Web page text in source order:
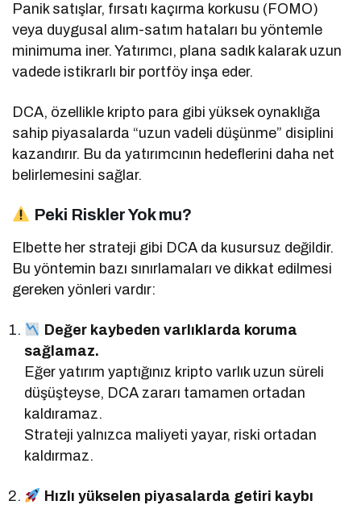
Panik satışlar, fırsatı kaçırma korkusu (FOMO)
veya duygusal alım-satım hataları bu yöntemle
minimuma iner. Yatırımcı, plana sadık kalarak uzun
vadede istikrarlı bir portföy inşa eder.
DCA, özellikle kripto para gibi yüksek oynaklığa
sahip piyasalarda “uzun vadeli düşünme” disiplini
kazandırır. Bu da yatırımcının hedeflerini daha net
belirlemesini sağlar.
Peki Riskler Yok mu?
Elbette her strateji gibi DCA da kusursuz değildir.
Bu yöntemin bazı sınırlamaları ve dikkat edilmesi
gereken yönleri vardır:
Değer kaybeden varlıklarda koruma
sağlamaz.
Eğer yatırım yaptığınız kripto varlık uzun süreli
düşüşteyse, DCA zararı tamamen ortadan
kaldıramaz.
Strateji yalnızca maliyeti yayar, riski ortadan
kaldırmaz.
Hızlı yükselen piyasalarda getiri kaybı